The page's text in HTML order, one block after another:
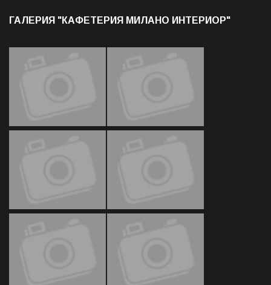
ГАЛЕРИЯ "КАФЕТЕРИЯ МИЛАНО ИНТЕРИОР"